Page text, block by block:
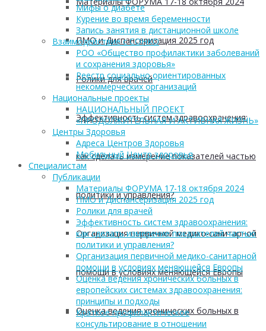
ПМО и Диспансеризация 2025 год
Ролики для врачей
Эффективность систем здравоохранения:
как сделать измерение показателей частью
политики и управления?
Организация первичной медико-санитарной
помощи в условиях меняющейся Европы
Оценка ведения хронических больных в
Мифы о диабете
Курение во время беременности
Запись занятия в дистанционной школе
Взаимодействие с СОНКО
РОО «Общество профилактики заболеваний
и сохранения здоровья»
Реестр социально ориентированных
некоммерческих организаций
Национальные проекты
НАЦИОНАЛЬНЫЙ ПРОЕКТ
«ПРОДОЛЖИТЕЛЬНАЯ И АКТИВНАЯ ЖИЗНЬ»
Центры Здоровья
Адреса Центров Здоровья
Мобильный Центр здоровья
Cпециалистам
Публикации
Материалы ФОРУМА 17-18 октября 2024
ПМО и Диспансеризация 2025 год
Ролики для врачей
Эффективность систем здравоохранения:
как сделать измерение показателей частью
политики и управления?
Организация первичной медико-санитарной
помощи в условиях меняющейся Европы
Оценка ведения хронических больных в
европейских системах здравоохранения:
принципы и подходы
Краткое профилактическое
консультирование в отношении